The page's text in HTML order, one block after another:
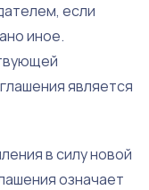
если
иное.
является
в силу новой
означает